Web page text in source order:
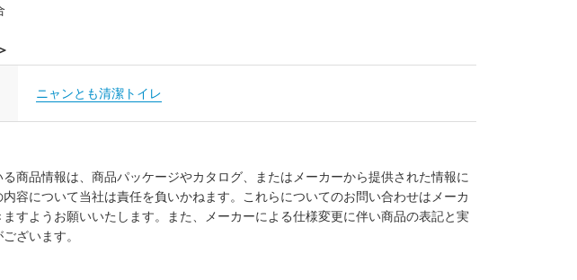
ニャンとも清潔トイレ
商品情報は、商品パッケージやカタログ、またはメーカーから提供された情報に
容について当社は責任を負いかねます。これらについてのお問い合わせはメーカ
すようお願いいたします。また、メーカーによる仕様変更に伴い商品の表記と実
ざいます。